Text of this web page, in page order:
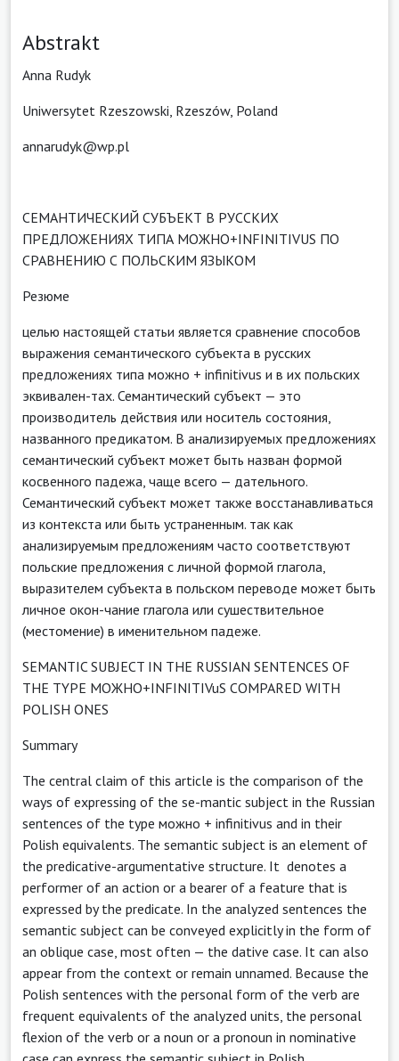
Abstrakt
Anna Rudyk
Uniwersytet Rzeszowski, Rzeszów, Poland
annarudyk@wp.pl
СЕМАНТИЧЕСКИЙ СУБЪЕКТ В РУССКИХ
ПРЕДЛОЖЕНИЯХ ТИПА МОЖНО+INFINITIVUS ПО
СРАВНЕНИЮ С ПОЛЬСКИМ ЯЗЫКОМ
Резюме
целью настоящей статьи является сравнение способов
выражения семантического субъекта в русских
предложениях типа можно + infinitivus и в их польских
эквивален-тах. Семантический субъект — это
производитель действия или носитель состояния,
названного предикатом. В анализируемых предложениях
семантический субъект может быть назван формой
косвенного падежа, чаще всего — дательного.
Семантический субъект может также восстанавливаться
из контекста или быть устраненным. так как
анализируемым предложениям часто соответствуют
польские предложения с личной формой глагола,
выразителем субъекта в польском переводе может быть
личное окон-чание глагола или сушествительное
(местомение) в именительном падеже.
SEMANTIC SUBJECT IN THE RUSSIAN SENTENCES OF
THE TYPE МОЖНО+INFINITIVuS COMPARED WITH
POLISH ONES
Summary
The central claim of this article is the comparison of the
ways of expressing of the se-mantic subject in the Russian
sentences of the type можно + infinitivus and in their
Polish equivalents. The semantic subject is an element of
the predicative-argumentative structure. It denotes a
performer of an action or a bearer of a feature that is
expressed by the predicate. In the analyzed sentences the
semantic subject can be conveyed explicitly in the form of
an oblique case, most often — the dative case. It can also
appear from the context or remain unnamed. Because the
Polish sentences with the personal form of the verb are
frequent equivalents of the analyzed units, the personal
flexion of the verb or a noun or a pronoun in nominative